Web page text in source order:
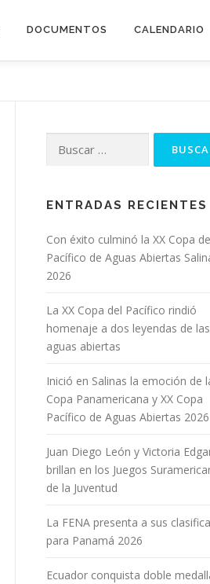
DOCUMENTOS CALENDARIO
ENTRADAS RECIENTES
Con éxito culminó la XX Copa
Pacífico de Aguas Abiertas
2026
La XX Copa del Pacífico rindió
homenaje a dos leyendas de las
aguas abiertas
Inició en Salinas la emoción de
Copa Panamericana y XX Copa
Pacífico de Aguas Abiertas 2026
Juan Diego León y Victoria
brillan en los Juegos
de la Juventud
La FENA presenta a sus
para Panamá 2026
Ecuador conquista doble